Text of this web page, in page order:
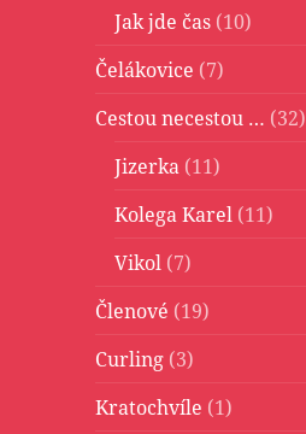
Jak jde čas (10)
Čelákovice (7)
Cestou necestou … (32)
Jizerka (11)
Kolega Karel (11)
Vikol (7)
Členové (19)
Curling (3)
Kratochvíle (1)